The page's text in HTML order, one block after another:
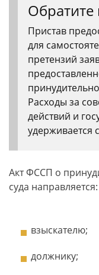
Пристав
для
претензий
Расходы за
действий и
удерживается
Акт ФССП о
суда направляется:
взыскателю;
должнику;